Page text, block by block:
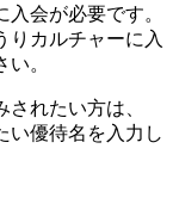
会が必要です。
りカルチャーに入
。
れたい方は、
い優待名を入力し